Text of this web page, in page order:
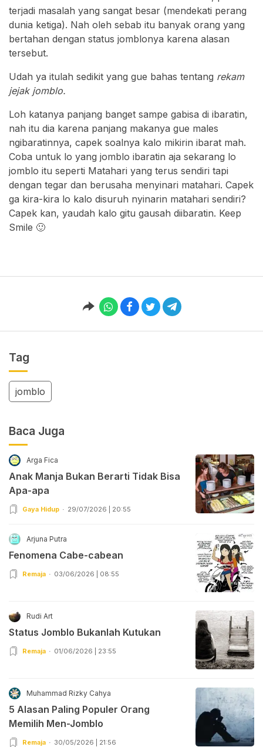
terjadi masalah yang sangat besar (mendekati perang
dunia ketiga). Nah oleh sebab itu banyak orang yang
bertahan dengan status jomblonya karena alasan
tersebut.
Udah ya itulah sedikit yang gue bahas tentang rekam
jejak jomblo.
Loh katanya panjang banget sampe gabisa di ibaratin,
nah itu dia karena panjang makanya gue males
ngibaratinnya, capek soalnya kalo mikirin ibarat mah.
Coba untuk lo yang jomblo ibaratin aja sekarang lo
jomblo itu seperti Matahari yang terus sendiri tapi
dengan tegar dan berusaha menyinari matahari. Capek
ga kira-kira lo kalo disuruh nyinarin matahari sendiri?
Capek kan, yaudah kalo gitu gausah diibaratin. Keep
Smile 🙂
Tag
jomblo
Baca Juga
Arga Fica
Anak Manja Bukan Berarti Tidak Bisa
Apa-apa
Gaya Hidup 29/07/2026 | 20:55
Arjuna Putra
Fenomena Cabe-cabean
Remaja 03/06/2026 | 08:55
Rudi Art
Status Jomblo Bukanlah Kutukan
Remaja 01/06/2026 | 23:55
Muhammad Rizky Cahya
5 Alasan Paling Populer Orang
Memilih Men-Jomblo
Remaja 30/05/2026 | 21:56